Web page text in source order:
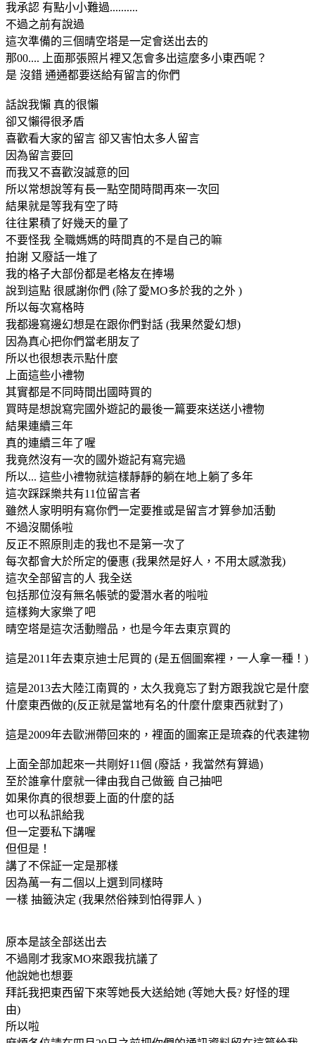
我承認 有點小小難過..........
不過之前有說過
這次準備的三個晴空塔是一定會送出去的
那00.... 上面那張照片裡又怎會多出這麼多小東西呢？
是 沒錯 通通都要送給有留言的你們
話說我懶 真的很懶
卻又懶得很矛盾
喜歡看大家的留言 卻又害怕太多人留言
因為留言要回
而我又不喜歡沒誠意的回
所以常想說等有長一點空閒時間再來一次回
結果就是等我有空了時
往往累積了好幾天的量了
不要怪我 全職媽媽的時間真的不是自己的嘛
拍謝 又廢話一堆了
我的格子大部份都是老格友在捧場
說到這點 很感謝你們 (除了愛MO多於我的之外 )
所以每次寫格時
我都邊寫邊幻想是在跟你們對話 (我果然愛幻想)
因為真心把你們當老朋友了
所以也很想表示點什麼
上面這些小禮物
其實都是不同時間出國時買的
買時是想說寫完國外遊記的最後一篇要來送送小禮物
結果連續三年
真的連續三年了喔
我竟然沒有一次的國外遊記有寫完過
所以... 這些小禮物就這樣靜靜的躺在地上躺了多年
這次踩踩樂共有11位留言者
雖然人家明明有寫你們一定要推或是留言才算參加活動
不過沒關係啦
反正不照原則走的我也不是第一次了
每次都會大於所定的優惠 (我果然是好人，不用太感激我)
這次全部留言的人 我全送
包括那位沒有無名帳號的愛潛水者的啦啦
這樣夠大家樂了吧
晴空塔是這次活動贈品，也是今年去東京買的
這是2011年去東京迪士尼買的 (是五個圖案裡，一人拿一種！)
這是2013去大陸江南買的，太久我竟忘了對方跟我說它是什麼
什麼東西做的(反正就是當地有名的什麼什麼東西就對了)
這是2009年去歐洲帶回來的，裡面的圖案正是琉森的代表建物
上面全部加起來一共剛好11個 (廢話，我當然有算過)
至於誰拿什麼就一律由我自己做籤 自己抽吧
如果你真的很想要上面的什麼的話
也可以私訊給我
但一定要私下講喔
但但是！
講了不保証一定是那樣
因為萬一有二個以上選到同樣時
一樣 抽籤決定 (我果然俗辣到怕得罪人 )
原本是該全部送出去
不過剛才我家MO來跟我抗議了
他說她也想要
拜託我把東西留下來等她長大送給她 (等她大長? 好怪的理
由)
所以啦